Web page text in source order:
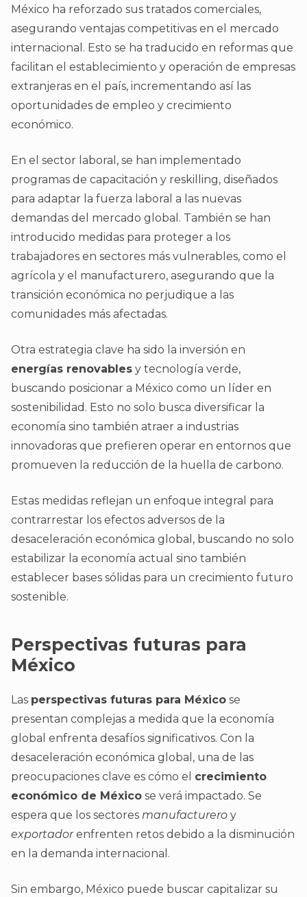
México ha reforzado sus tratados comerciales,
asegurando ventajas competitivas en el mercado
internacional. Esto se ha traducido en reformas que
facilitan el establecimiento y operación de empresas
extranjeras en el país, incrementando así las
oportunidades de empleo y crecimiento
económico.
En el sector laboral, se han implementado
programas de capacitación y reskilling, diseñados
para adaptar la fuerza laboral a las nuevas
demandas del mercado global. También se han
introducido medidas para proteger a los
trabajadores en sectores más vulnerables, como el
agrícola y el manufacturero, asegurando que la
transición económica no perjudique a las
comunidades más afectadas.
Otra estrategia clave ha sido la inversión en
energías renovables y tecnología verde,
buscando posicionar a México como un líder en
sostenibilidad. Esto no solo busca diversificar la
economía sino también atraer a industrias
innovadoras que prefieren operar en entornos que
promueven la reducción de la huella de carbono.
Estas medidas reflejan un enfoque integral para
contrarrestar los efectos adversos de la
desaceleración económica global, buscando no solo
estabilizar la economía actual sino también
establecer bases sólidas para un crecimiento futuro
sostenible.
Perspectivas futuras para
México
Las perspectivas futuras para México se
presentan complejas a medida que la economía
global enfrenta desafíos significativos. Con la
desaceleración económica global, una de las
preocupaciones clave es cómo el crecimiento
económico de México se verá impactado. Se
espera que los sectores manufacturero y
exportadorenfrenten retos debido a la disminución
en la demanda internacional.
Sin embargo, México puede buscar capitalizar su